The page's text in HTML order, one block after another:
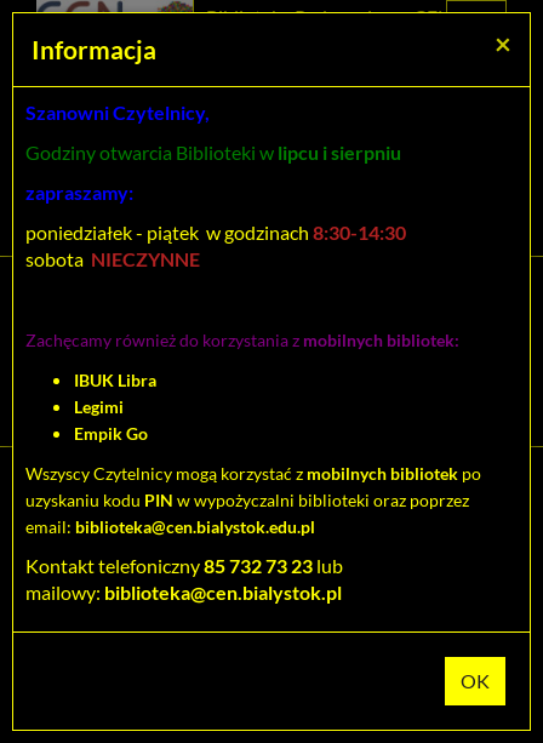
główne
główna
Prolib
główna
Biblioteka Pedagogiczna CEN
Menu
zastosowaniach : od teorii
do praktyki
Cytuj
Dodaj na Twoją półkę
Szczegóły MARC 21
Psychologia społeczna w zastosowaniach : od teorii do
×
Informacja
Szanowni Czytelnicy,
Godziny otwarcia Biblioteki w lipcu i sierpniu
zapraszamy:
poniedziałek - piątek w godzinach 8:30-14:30
sobota NIECZYNNE
Zachęcamy również do korzystania z mobilnych bibliotek:
IBUK Libra
Legimi
Empik Go
Wszyscy Czytelnicy mogą korzystać z mobilnych bibliotek po
uzyskaniu kodu PIN w wypożyczalni biblioteki oraz poprzez
email: biblioteka@cen.bialystok.edu.pl
Kontakt telefoniczny85 732 73 23 lub
mailowy: biblioteka@cen.bialystok.pl